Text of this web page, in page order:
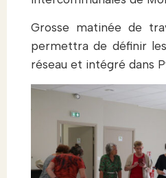
Grosse matinée de
permettra de définir
réseau et intégré dans